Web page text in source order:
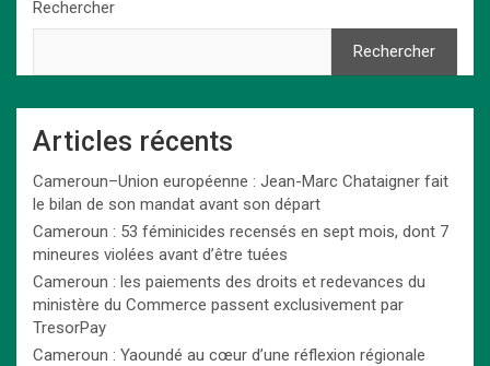
Rechercher
Rechercher
Articles récents
Cameroun–Union européenne : Jean-Marc Chataigner fait
le bilan de son mandat avant son départ
Cameroun : 53 féminicides recensés en sept mois, dont 7
mineures violées avant d’être tuées
Cameroun : les paiements des droits et redevances du
ministère du Commerce passent exclusivement par
TresorPay
Cameroun : Yaoundé au cœur d’une réflexion régionale